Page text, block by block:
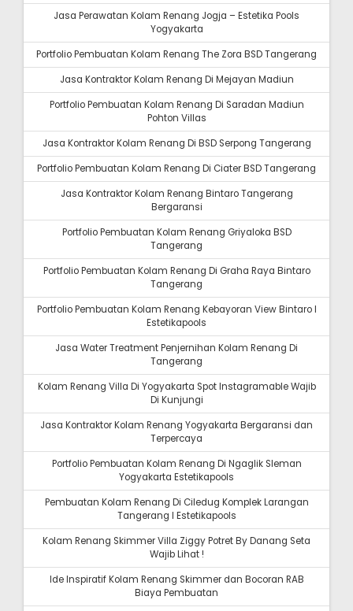
Jasa Perawatan Kolam Renang Jogja – Estetika Pools
Yogyakarta
Portfolio Pembuatan Kolam Renang The Zora BSD Tangerang
Jasa Kontraktor Kolam Renang Di Mejayan Madiun
Portfolio Pembuatan Kolam Renang Di Saradan Madiun
Pohton Villas
Jasa Kontraktor Kolam Renang Di BSD Serpong Tangerang
Portfolio Pembuatan Kolam Renang Di Ciater BSD Tangerang
Jasa Kontraktor Kolam Renang Bintaro Tangerang
Bergaransi
Portfolio Pembuatan Kolam Renang Griyaloka BSD
Tangerang
Portfolio Pembuatan Kolam Renang Di Graha Raya Bintaro
Tangerang
Portfolio Pembuatan Kolam Renang Kebayoran View Bintaro I
Estetikapools
Jasa Water Treatment Penjernihan Kolam Renang Di
Tangerang
Kolam Renang Villa Di Yogyakarta Spot Instagramable Wajib
Di Kunjungi
Jasa Kontraktor Kolam Renang Yogyakarta Bergaransi dan
Terpercaya
Portfolio Pembuatan Kolam Renang Di Ngaglik Sleman
Yogyakarta Estetikapools
Pembuatan Kolam Renang Di Ciledug Komplek Larangan
Tangerang I Estetikapools
Kolam Renang Skimmer Villa Ziggy Potret By Danang Seta
Wajib Lihat !
Ide Inspiratif Kolam Renang Skimmer dan Bocoran RAB
Biaya Pembuatan